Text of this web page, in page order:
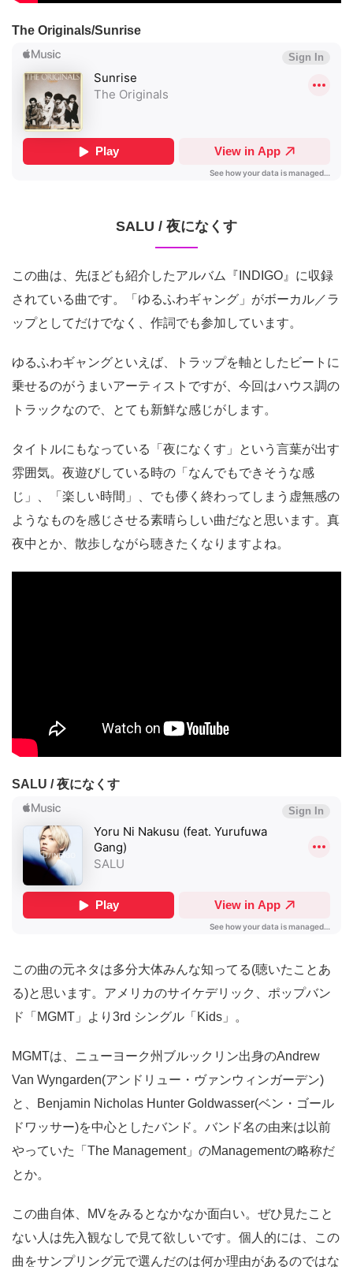
The Originals/Sunrise
SALU / 夜になくす
この曲は、先ほども紹介したアルバム『INDIGO』に収録
されている曲です。「ゆるふわギャング」がボーカル／ラ
ップとしてだけでなく、作詞でも参加しています。
ゆるふわギャングといえば、トラップを軸としたビートに
乗せるのがうまいアーティストですが、今回はハウス調の
トラックなので、とても新鮮な感じがします。
タイトルにもなっている「夜になくす」という言葉が出す
雰囲気。夜遊びしている時の「なんでもできそうな感
じ」、「楽しい時間」、でも儚く終わってしまう虚無感の
ようなものを感じさせる素晴らしい曲だなと思います。真
夜中とか、散歩しながら聴きたくなりますよね。
SALU / 夜になくす
この曲の元ネタは多分大体みんな知ってる(聴いたことあ
る)と思います。アメリカのサイケデリック、ポップバン
ド「MGMT」より3rd シングル「Kids」。
MGMTは、ニューヨーク州ブルックリン出身のAndrew
Van Wyngarden(アンドリュー・ヴァンウィンガーデン)
と、Benjamin Nicholas Hunter Goldwasser(ベン・ゴール
ドワッサー)を中心としたバンド。バンド名の由来は以前
やっていた「The Management」のManagementの略称だ
とか。
この曲自体、MVをみるとなかなか面白い。ぜひ見たこと
ない人は先入観なしで見て欲しいです。個人的には、この
曲をサンプリング元で選んだのは何か理由があるのではな